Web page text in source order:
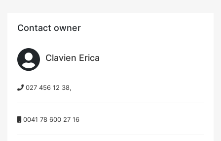
Contact owner
Clavien Erica
027 456 12 38,
0041 78 600 27 16